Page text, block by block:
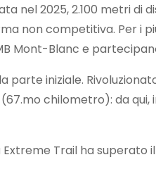
nel 2025, 2.100 metri di
non competitiva. Per i
Mont-Blanc e
parte iniziale.
chilometro): da
Extreme Trail ha